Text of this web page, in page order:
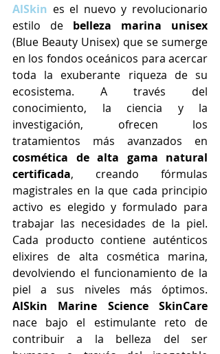
AlSkin es el nuevo y revolucionario
estilo de belleza marina unisex
(Blue Beauty Unisex) que se sumerge
en los fondos oceánicos para acercar
toda la exuberante riqueza de su
ecosistema. A través del
conocimiento, la ciencia y la
investigación, ofrecen los
cosmética de alta gama natural
certificada, creando fórmulas
magistrales en la que cada principio
activo es elegido y formulado para
trabajar las necesidades de la piel.
Cada producto contiene auténticos
elixires de alta cosmética marina,
devolviendo el funcionamiento de la
AlSkin Marine Science SkinCare
nace bajo el estimulante reto de
contribuir a la belleza del ser